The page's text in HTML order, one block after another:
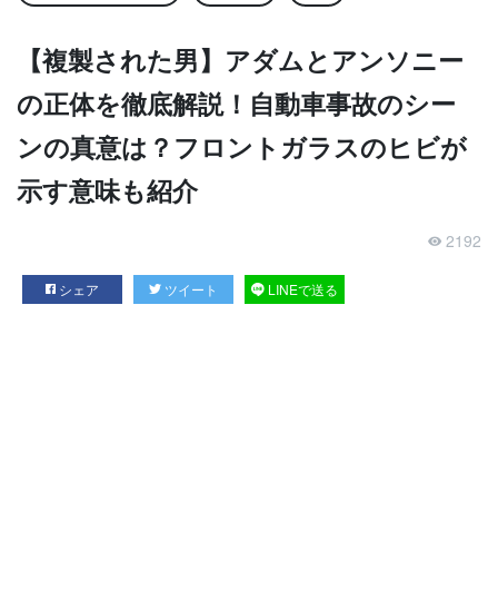
【複製された男】アダムとアンソニー
の正体を徹底解説！自動車事故のシー
ンの真意は？フロントガラスのヒビが
示す意味も紹介
2192
シェア ツイート LINEで送る